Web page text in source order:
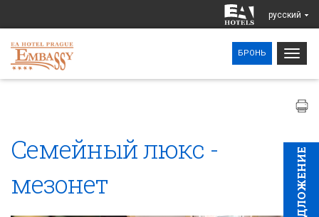
pусский
БРОНЬ
Семейный люкс -
мезонет